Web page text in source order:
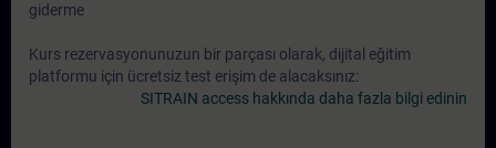
giderme
Kurs rezervasyonunuzun bir parçası olarak, dijital eğitim
platformu için ücretsiz test erişim de alacaksınız:
SITRAIN access hakkında daha fazla bilgi edinin